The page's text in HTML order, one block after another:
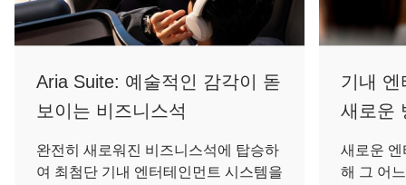
Aria Suite: 예술적인 감각이 돋
보이는 비즈니스석
완전히 새로워진 비즈니스석에 탑승하
여 최첨단 기내 엔터테인먼트 시스템을
기내 엔
새로운
새로운
해 그 어